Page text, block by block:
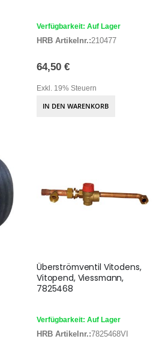
Verfügbarkeit: Auf Lager
HRB Artikelnr.:210477
64,50 €
Exkl. 19% Steuern
IN DEN WARENKORB
Überströmventil Vitodens,
Vitopend, Viessmann,
7825468
Verfügbarkeit: Auf Lager
HRB Artikelnr.:7825468VI